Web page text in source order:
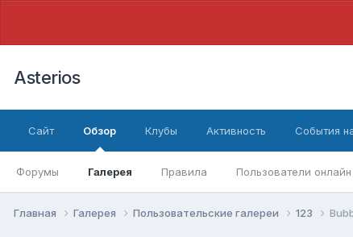
Asterios
Сайт Обзор
Форумы Галерея Правила Пользователи онлайн
Клубы Активность События
Главная Галерея Пользовательские галереи 123